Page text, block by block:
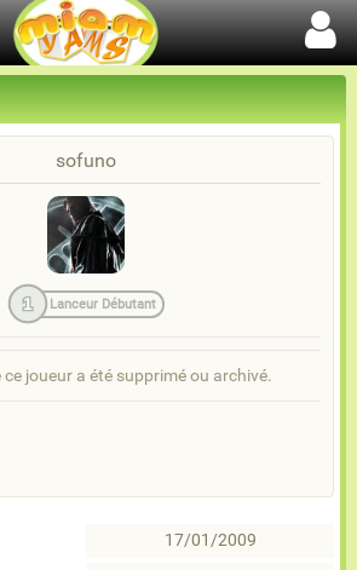
sofuno
1 Lanceur Débutant
ce joueur a été supprimé ou archivé.
17/01/2009